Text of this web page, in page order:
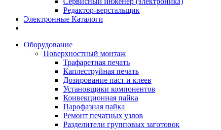
Редактор-верстальщик
Электронные Каталоги
Оборудование
Поверхностный монтаж
Трафаретная печать
Каплеструйная печать
Дозирование паст и клеев
Установщики компонентов
Конвекционная пайка
Парофазная пайка
Ремонт печатных узлов
Разделители групповых заготовок